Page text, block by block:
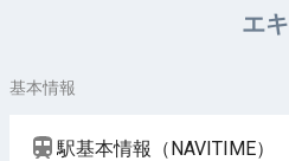
エキ
基本情報
駅基本情報（NAVITIME）